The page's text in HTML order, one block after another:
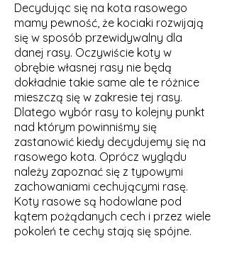
Decydując się na kota rasowego
mamy pewność, że kociaki rozwijają
się w sposób przewidywalny dla
danej rasy. Oczywiście koty w
obrębie własnej rasy nie będą
dokładnie takie same ale te różnice
mieszczą się w zakresie tej rasy.
Dlatego wybór rasy to kolejny punkt
nad którym powinniśmy się
zastanowić kiedy decydujemy się na
rasowego kota. Oprócz wyglądu
należy zapoznać się z typowymi
zachowaniami cechującymi rasę.
Koty rasowe są hodowlane pod
kątem pożądanych cech i przez wiele
pokoleń te cechy stają się spójne.